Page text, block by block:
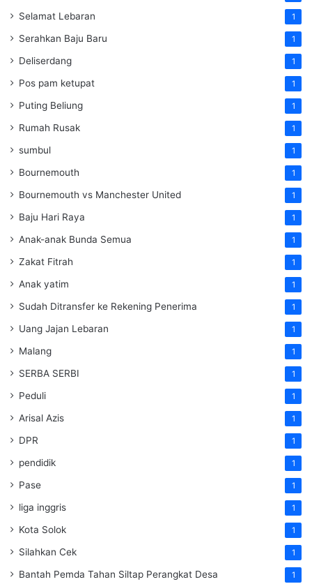
Selamat Lebaran 1
Serahkan Baju Baru 1
Deliserdang 1
Pos pam ketupat 1
Puting Beliung 1
Rumah Rusak 1
sumbul 1
Bournemouth 1
Bournemouth vs Manchester United 1
Baju Hari Raya 1
Anak-anak Bunda Semua 1
Zakat Fitrah 1
Anak yatim 1
Sudah Ditransfer ke Rekening Penerima 1
Uang Jajan Lebaran 1
Malang 1
SERBA SERBI 1
Peduli 1
Arisal Azis 1
DPR 1
pendidik 1
Pase 1
liga inggris 1
Kota Solok 1
Silahkan Cek 1
Bantah Pemda Tahan Siltap Perangkat Desa 1